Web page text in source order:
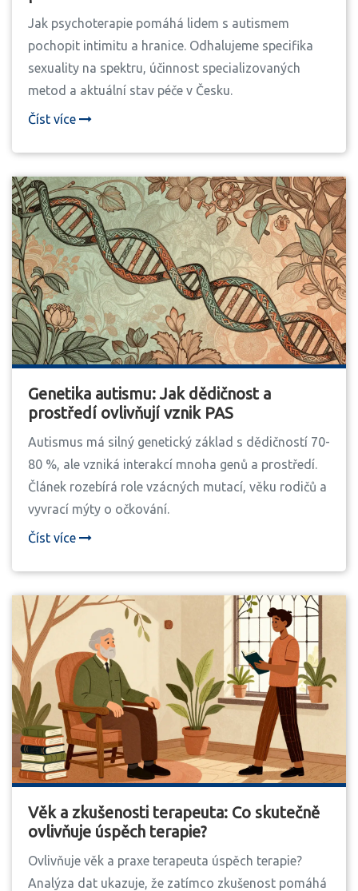
Jak psychoterapie pomáhá lidem s autismem
pochopit intimitu a hranice. Odhalujeme specifika
sexuality na spektru, účinnost specializovaných
metod a aktuální stav péče v Česku.
Číst více
Genetika autismu: Jak dědičnost a
prostředí ovlivňují vznik PAS
Autismus má silný genetický základ s dědičností 70-
80 %, ale vzniká interakcí mnoha genů a prostředí.
Článek rozebírá role vzácných mutací, věku rodičů a
vyvrací mýty o očkování.
Číst více
Věk a zkušenosti terapeuta: Co skutečně
ovlivňuje úspěch terapie?
Ovlivňuje věk a praxe terapeuta úspěch terapie?
Analýza dat ukazuje, že zatímco zkušenost pomáhá